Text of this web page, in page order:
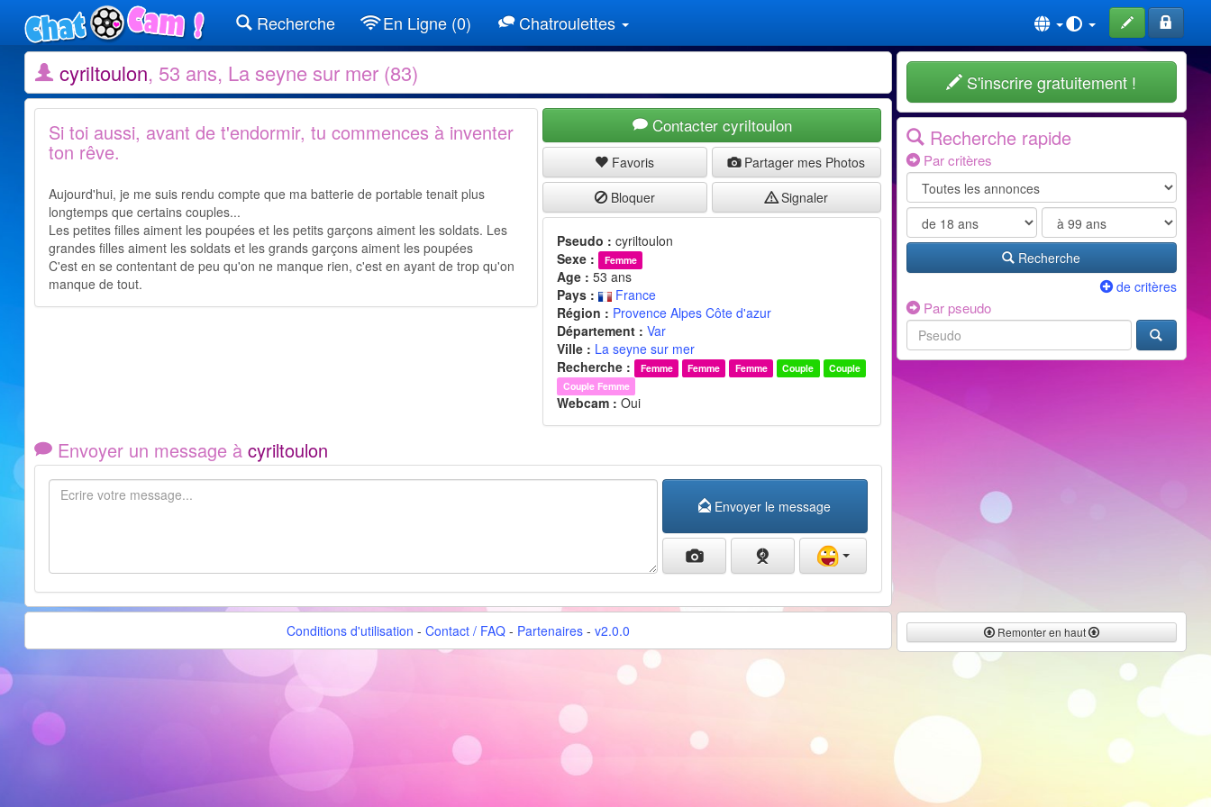
Recherche En Ligne (0) Chatroulettes
cyriltoulon, 53 ans, La seyne sur mer (83)
Si toi aussi, avant de t'endormir, tu commences à inventer
ton rêve.
Aujourd'hui, je me suis rendu compte que ma batterie de portable tenait plus
longtemps que certains couples...
Les petites filles aiment les poupées et les petits garçons aiment les soldats. Les
grandes filles aiment les soldats et les grands garçons aiment les poupées
C'est en se contentant de peu qu'on ne manque rien, c'est en ayant de trop qu'on
manque de tout.
Contacter cyriltoulon
Favoris
Partager mes Photos
Bloquer
Signaler
Pseudo :cyriltoulon
Sexe : Femme
Age :53 ans
Pays :
France
Région : Provence Alpes Côte d'azur
Département :Var
Ville : La seyne sur mer
Recherche : Femme Femme Femme Couple
Couple
Couple Femme
Webcam :Oui
Envoyer un message à cyriltoulon
Envoyer le message
S'inscrire gratuitement !
Recherche rapide
Par critères
Recherche
de critères
Par pseudo
Conditions d'utilisation - Contact / FAQ- Partenaires- v2.0.0 Remonter en haut